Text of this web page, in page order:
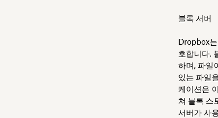
블록 서버
Dropbox
호합니다.
하며, 파일
있는 파일
케이션은
쳐 블록 스
서버가 사